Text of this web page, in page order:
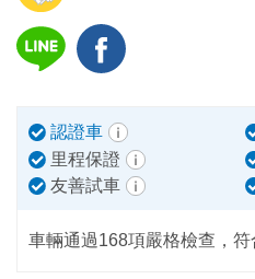
認證車
里程保證
友善試車
車輛通過168項嚴格檢查，